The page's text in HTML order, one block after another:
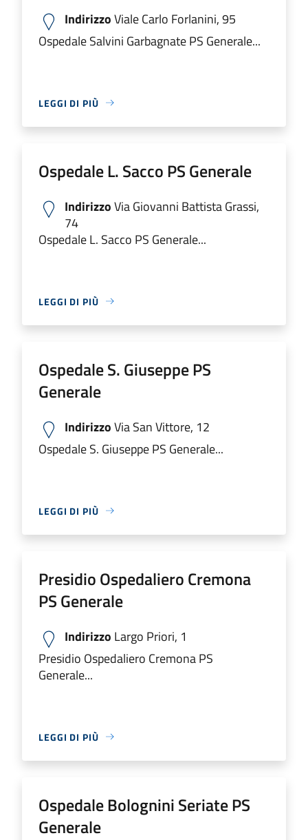
IndirizzoViale Carlo Forlanini, 95
Ospedale Salvini Garbagnate PS Generale...
LEGGI DI PIÙ
Ospedale L. Sacco PS Generale
IndirizzoVia Giovanni Battista Grassi,
74
Ospedale L. Sacco PS Generale...
LEGGI DI PIÙ
Ospedale S. Giuseppe PS
Generale
IndirizzoVia San Vittore, 12
Ospedale S. Giuseppe PS Generale...
LEGGI DI PIÙ
Presidio Ospedaliero Cremona
PS Generale
Indirizzo Largo Priori, 1
Presidio Ospedaliero Cremona PS
Generale...
LEGGI DI PIÙ
Ospedale Bolognini Seriate PS
Generale